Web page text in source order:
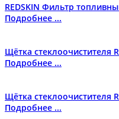
REDSKIN Фильтр
Подробнее ...
Щётка стеклоочистителя
Подробнее ...
Щётка стеклоочистителя
Подробнее ...